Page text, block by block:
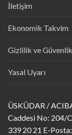
İletişim
Ekonomik Takvim
Gizlilik ve Güvenlik
Yasal Uyarı
ÜSKÜDAR /
Caddesi No: 204/
339 20 21 E-